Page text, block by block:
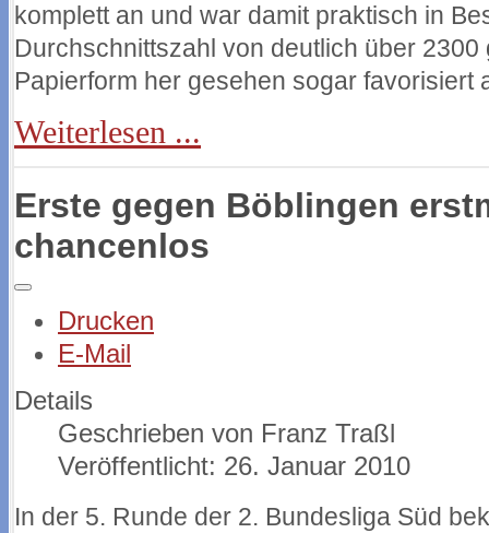
komplett an und war damit praktisch in
Durchschnittszahl von deutlich über
Papierform her gesehen sogar favorisiert
Weiterlesen ...
Erste gegen Böblingen
chancenlos
Drucken
E-Mail
Details
Geschrieben von Franz Traßl
Veröffentlicht: 26. Januar 2010
In der 5. Runde der 2. Bundesliga Süd